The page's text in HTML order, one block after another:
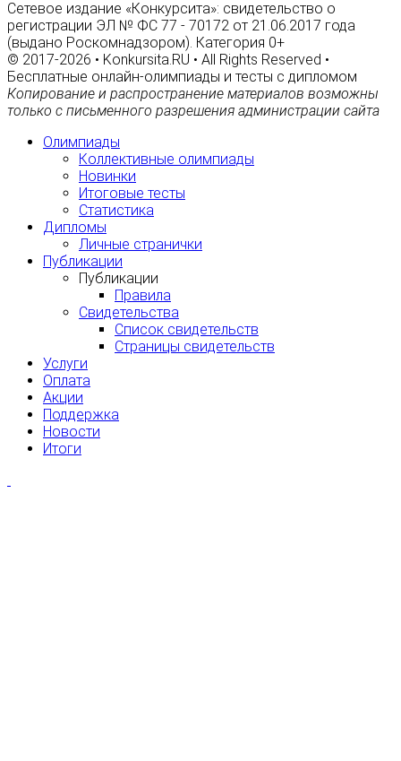
Сетевое издание «Конкурсита»: свидетельство о
регистрации ЭЛ № ФС 77 - 70172 от 21.06.2017 года
(выдано Роскомнадзором). Категория 0+
© 2017-2026 • Konkursita.RU • All Rights Reserved •
Бесплатные онлайн-олимпиады и тесты с дипломом
Копирование и распространение материалов возможны
только с письменного разрешения администрации сайта
Олимпиады
Коллективные олимпиады
Новинки
Итоговые тесты
Статистика
Дипломы
Личные странички
Публикации
Публикации
Правила
Свидетельства
Список свидетельств
Страницы свидетельств
Услуги
Оплата
Акции
Поддержка
Новости
Итоги